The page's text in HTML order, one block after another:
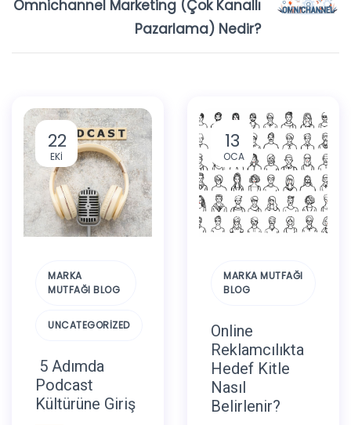
Omnichannel Marketing (Çok Kanallı
Pazarlama) Nedir?
22
EKI
MARKA
MUTFAĞI BLOG
UNCATEGORIZED
5 Adımda
Podcast
Kültürüne Giriş
13
OCA
MARKA MUTFAĞI
BLOG
Online
Reklamcılıkta
Hedef Kitle
Nasıl
Belirlenir?